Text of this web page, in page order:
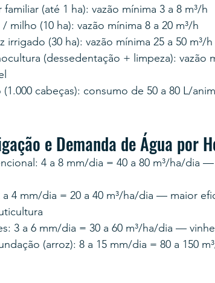
(até 1 ha): vazão mínima 3 a 8 m³/h
milho (10 ha): vazão mínima 8 a 20 m³/h
irrigado (30 ha): vazão mínima 25 a 50
(dessedentação + limpeza): vazão
cabeças): consumo de 50 a 80 L/
e Demanda de Água por
4 a 8 mm/dia = 40 a 80 m³/ha/dia
4 mm/dia = 20 a 40 m³/ha/dia — maior
3 a 6 mm/dia = 30 a 60 m³/ha/dia —
(arroz): 8 a 15 mm/dia = 80 a 150